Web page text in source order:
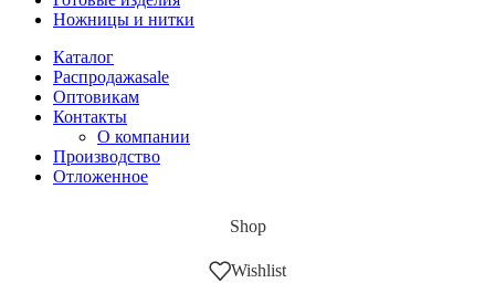
Ножницы и нитки
Каталог
Распродажаsale
Оптовикам
Контакты
О компании
Производство
Отложенное
Shop
Wishlist